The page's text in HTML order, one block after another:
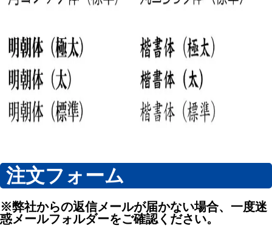
注文フォーム
※弊社からの返信メールが届かない場合、一度迷
惑メールフォルダーをご確認ください。